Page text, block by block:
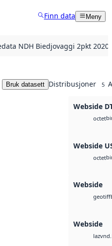
Finn data Meny
NDH Biedjovaggi 2pkt 2020
Bruk datasett Distribusjoner 5
Webside
octet
Webside
octet
Webside
geotiff
Webside
laz